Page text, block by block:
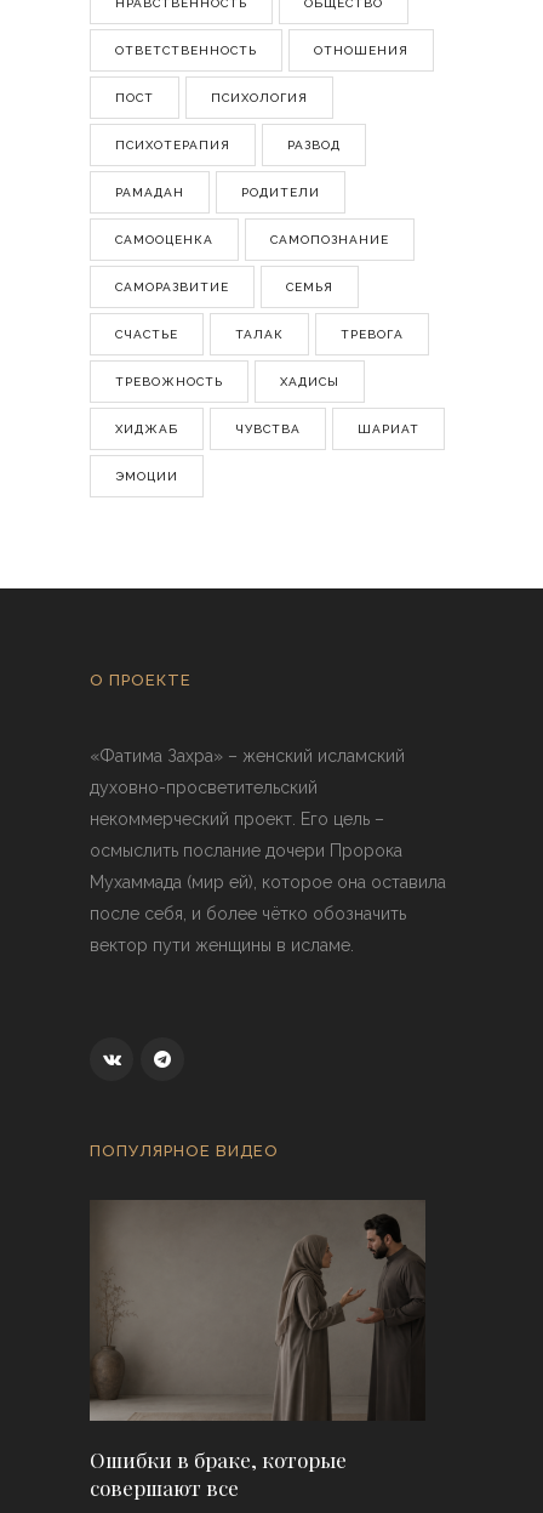
НРАВСТВЕННОСТЬ ОБЩЕСТВО
ОТВЕТСТВЕННОСТЬ ОТНОШЕНИЯ
ПОСТ ПСИХОЛОГИЯ
ПСИХОТЕРАПИЯ РАЗВОД
РАМАДАН РОДИТЕЛИ
САМООЦЕНКА САМОПОЗНАНИЕ
САМОРАЗВИТИЕ СЕМЬЯ
СЧАСТЬЕ ТАЛАК ТРЕВОГА
ТРЕВОЖНОСТЬ ХАДИСЫ
ХИДЖАБ ЧУВСТВА ШАРИАТ
ЭМОЦИИ
О ПРОЕКТЕ
«Фатима Захра» – женский исламский
духовно-просветительский
некоммерческий проект. Его цель –
осмыслить послание дочери Пророка
Мухаммада (мир ей), которое она оставила
после себя, и более чётко обозначить
вектор пути женщины в исламе.
ПОПУЛЯРНОЕ ВИДЕО
Ошибки в браке, которые
совершают все